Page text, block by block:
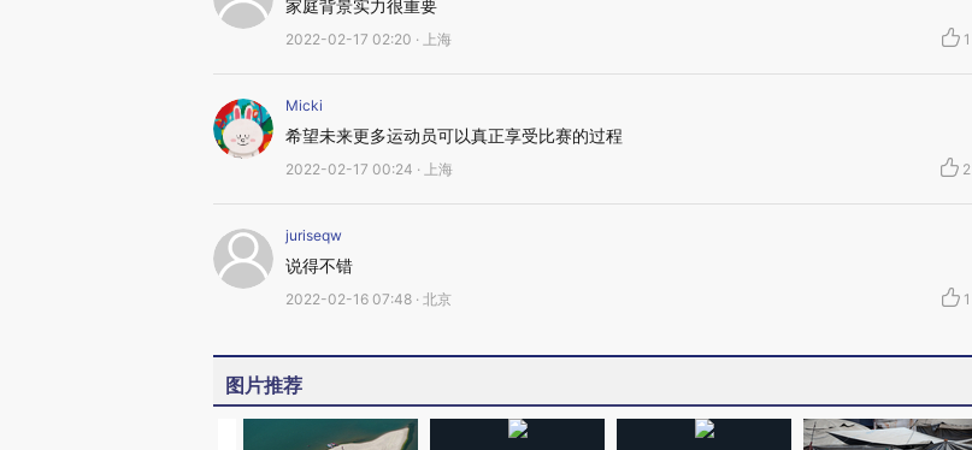
家庭背景实力很重要
2022-02-17 02:20 · 上海 1
Micki
希望未来更多运动员可以真正享受比赛的过程
2022-02-17 00:24 · 上海 2
juriseqw
说得不错
2022-02-16 07:48 · 北京 1
图片推荐